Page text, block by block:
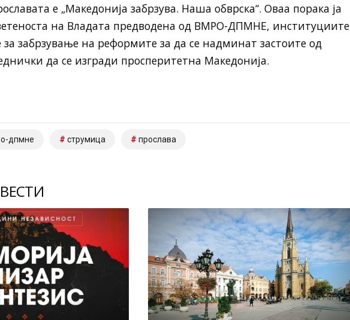
е „Македонија забрзува. Наша обврска“. Оваа порака ја
на Владата предводена од ВМРО-ДПМНЕ, институциите
за забрзување на реформите за да се надминат застоите од
да се изгради просперитетна Македонија.
дпмне струмица прослава
ВЕСТИ